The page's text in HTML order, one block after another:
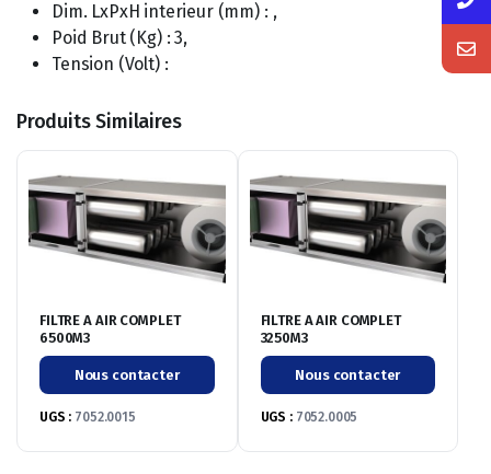
Dim. LxPxH interieur (mm) : ,
Poid Brut (Kg) : 3,
Tension (Volt) :
Produits Similaires
FILTRE A AIR COMPLET
6500M3
Nous contacter
UGS : 7052.0015
FILTRE A AIR COMPLET
3250M3
Nous contacter
UGS : 7052.0005